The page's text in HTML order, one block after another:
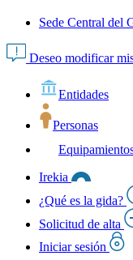
Sede Central del
Deseo modificar
Entidades
Personas
Irekia
¿Qué es la gida?
Solicitud de alta
Iniciar sesión